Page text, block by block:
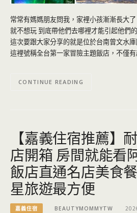
常常有媽媽朋友問我，家裡小孩漸漸長大
就不想玩 到底帶他們去哪裡才能引起他們
這次要跟大家分享的就是位於台南曾文水庫
這裡號稱全台第一家冒險主題飯店，不僅
CONTINUE READING
【嘉義住宿推薦】
店開箱 房間就能看
飯店直通名店美食
星旅遊最方便
嘉義住宿 BEAUTYMOMMYTW